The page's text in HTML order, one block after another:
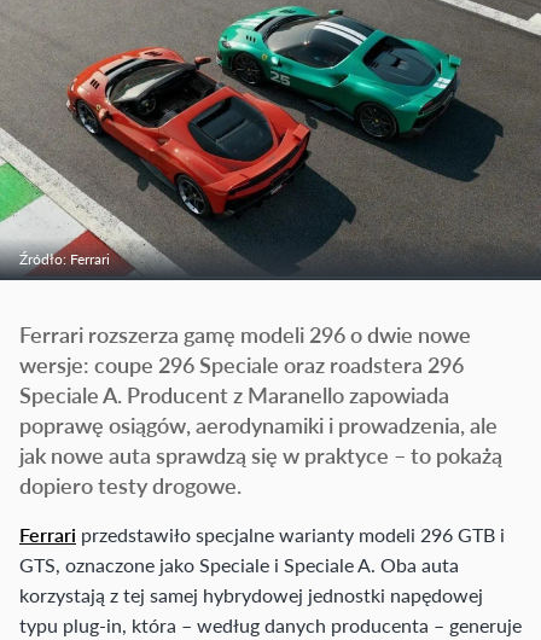
Źródło: Ferrari
Ferrari rozszerza gamę modeli 296 o dwie nowe
wersje: coupe 296 Speciale oraz roadstera 296
Speciale A. Producent z Maranello zapowiada
poprawę osiągów, aerodynamiki i prowadzenia, ale
jak nowe auta sprawdzą się w praktyce – to pokażą
dopiero testy drogowe.
Ferrari przedstawiło specjalne warianty modeli 296 GTB i
GTS, oznaczone jako Speciale i Speciale A. Oba auta
korzystają z tej samej hybrydowej jednostki napędowej
typu plug-in, która – według danych producenta – generuje